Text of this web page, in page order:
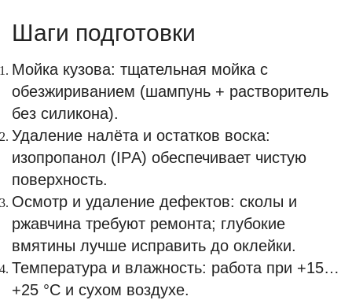
Шаги подготовки
Мойка кузова: тщательная мойка с
обезжириванием (шампунь + растворитель
без силикона).
Удаление налёта и остатков воска:
изопропанол (IPА) обеспечивает чистую
поверхность.
Осмотр и удаление дефектов: сколы и
ржавчина требуют ремонта; глубокие
вмятины лучше исправить до оклейки.
Температура и влажность: работа при +15…
+25 °C и сухом воздухе.